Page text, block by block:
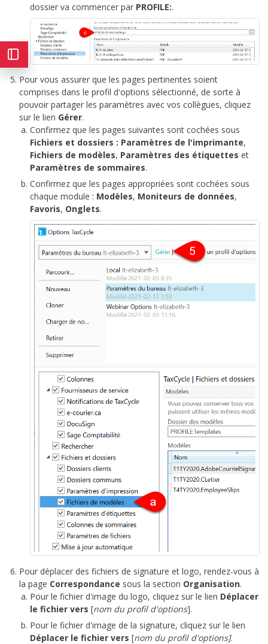
dossier va commencer par PROFILE:.
Pour vous assurer que les pages pertinentes soient
comprises dans le profil d'options sélectionné, de sorte à
pouvoir partager les paramètres avec vos collègues, cliquez
sur le lien Gérer.
Confirmez que les pages suivantes sont cochées sous
Fichiers et dossiers : Paramètres de l'imprimante,
Fichiers de modèles, Paramètres des étiquettes et
Paramètres de sommaires.
Confirmez que les pages appropriées sont cochées sous
chaque module : Modèles, Moniteurs de données,
Favoris, Onglets.
Pour déplacer des fichiers de signature et logo, rendez-vous à
la page Correspondance sous la section Organisation.
Pour le fichier d'image du logo, cliquez sur le lien Déplacer
le fichier vers [nom du profil d'options].
Pour le fichier d'image de la signature, cliquez sur le lien
Déplacer le fichier vers [nom du profil d'options].